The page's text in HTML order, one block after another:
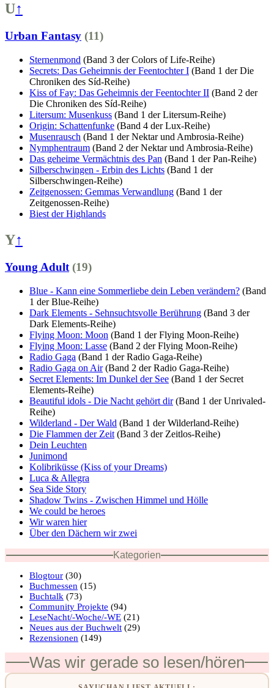
U↑
Urban Fantasy (11)
Sternenmond (Band 3 der Colors of Life-Reihe)
Secrets: Das Geheimnis der Feentochter I (Band 1 der Die
Chroniken des Síd-Reihe)
Kiss of Fay: Das Geheimnis der Feentochter II (Band 2 der
Die Chroniken des Síd-Reihe)
Litersum: Musenkuss (Band 1 der Litersum-Reihe)
Origin: Schattenfunke (Band 4 der Lux-Reihe)
Musenrausch (Band 1 der Nektar und Ambrosia-Reihe)
Nymphentraum (Band 2 der Nektar und Ambrosia-Reihe)
Das geheime Vermächtnis des Pan (Band 1 der Pan-Reihe)
Silberschwingen - Erbin des Lichts (Band 1 der
Silberschwingen-Reihe)
Zeitgenossen: Gemmas Verwandlung (Band 1 der
Zeitgenossen-Reihe)
Biest der Highlands
Y↑
Young Adult (19)
Blue - Kann eine Sommerliebe dein Leben verändern? (Band
1 der Blue-Reihe)
Dark Elements - Sehnsuchtsvolle Berührung (Band 3 der
Dark Elements-Reihe)
Flying Moon: Moon (Band 1 der Flying Moon-Reihe)
Flying Moon: Lasse (Band 2 der Flying Moon-Reihe)
Radio Gaga (Band 1 der Radio Gaga-Reihe)
Radio Gaga on Air (Band 2 der Radio Gaga-Reihe)
Secret Elements: Im Dunkel der See (Band 1 der Secret
Elements-Reihe)
Beautiful idols - Die Nacht gehört dir (Band 1 der Unrivaled-
Reihe)
Wilderland - Der Wald (Band 1 der Wilderland-Reihe)
Die Flammen der Zeit (Band 3 der Zeitlos-Reihe)
Dein Leuchten
Junimond
Kolibriküsse (Kiss of your Dreams)
Luca & Allegra
Sea Side Story
Shadow Twins - Zwischen Himmel und Hölle
We could be heroes
Wir waren hier
Über den Dächern wir zwei
Kategorien
Blogtour (30)
Buchmessen (15)
Buchtalk (73)
Community Projekte (94)
LeseNacht/-Woche/-WE (21)
Neues aus der Buchwelt (29)
Rezensionen (149)
Was wir gerade so lesen/hören